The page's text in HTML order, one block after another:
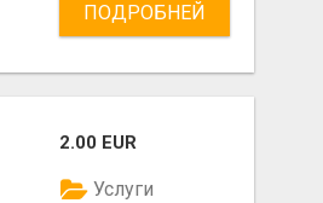
ПОДРОБНЕЙ
2.00 EUR
Услуги